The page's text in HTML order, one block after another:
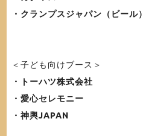
・クランプスジャパン（ビール）
＜子ども向けブース＞
・トーハツ株式会社
・愛心セレモニー
・神輿JAPAN